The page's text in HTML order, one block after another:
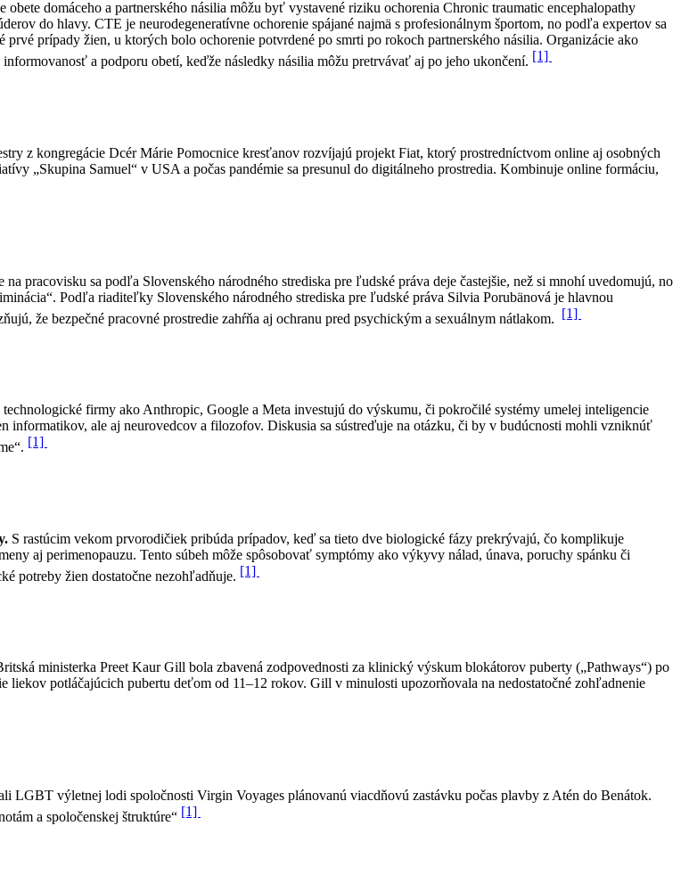
obete domáceho a partnerského násilia môžu byť vystavené riziku ochorenia Chronic traumatic encephalopathy
do hlavy. CTE je neurodegeneratívne ochorenie spájané najmä s profesionálnym športom, no podľa expertov sa
prípady žien, u ktorých bolo ochorenie potvrdené po smrti po rokoch partnerského násilia. Organizácie ako
a podporu obetí, keďže následky násilia môžu pretrvávať aj po jeho ukončení. [1]
z kongregácie Dcér Márie Pomocnice kresťanov rozvíjajú projekt Fiat, ktorý prostredníctvom online aj osobných
„Skupina Samuel“ v USA a počas pandémie sa presunul do digitálneho prostredia. Kombinuje online formáciu,
na pracovisku sa podľa Slovenského národného strediska pre ľudské práva deje častejšie, než si mnohí uvedomujú, no
Podľa riaditeľky Slovenského národného strediska pre ľudské práva Silvia Porubänová je hlavnou
že bezpečné pracovné prostredie zahŕňa aj ochranu pred psychickým a sexuálnym nátlakom. [1]
technologické firmy ako Anthropic, Google a Meta investujú do výskumu, či pokročilé systémy umelej inteligencie
informatikov, ale aj neurovedcov a filozofov. Diskusia sa sústreďuje na otázku, či by v budúcnosti mohli vzniknúť
[1]
S rastúcim vekom prvorodičiek pribúda prípadov, keď sa tieto dve biologické fázy prekrývajú, čo komplikuje
aj perimenopauzu. Tento súbeh môže spôsobovať symptómy ako výkyvy nálad, únava, poruchy spánku či
potreby žien dostatočne nezohľadňuje. [1]
ministerka Preet Kaur Gill bola zbavená zodpovednosti za klinický výskum blokátorov puberty („Pathways“) po
potláčajúcich pubertu deťom od 11–12 rokov. Gill v minulosti upozorňovala na nedostatočné zohľadnenie
LGBT výletnej lodi spoločnosti Virgin Voyages plánovanú viacdňovú zastávku počas plavby z Atén do Benátok.
a spoločenskej štruktúre“ [1]